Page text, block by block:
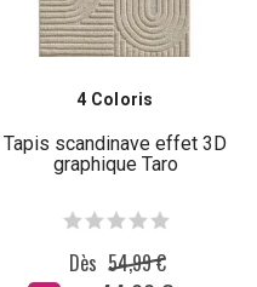
4 Coloris
Tapis scandinave effet 3D
graphique Taro
Dès 54,99 €